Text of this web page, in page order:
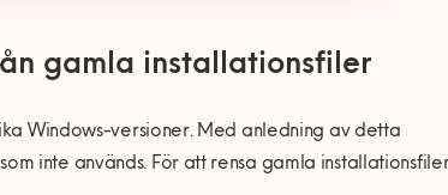
gamla installationsfiler
Windows-versioner. Med anledning av detta
inte används. För att rensa gamla